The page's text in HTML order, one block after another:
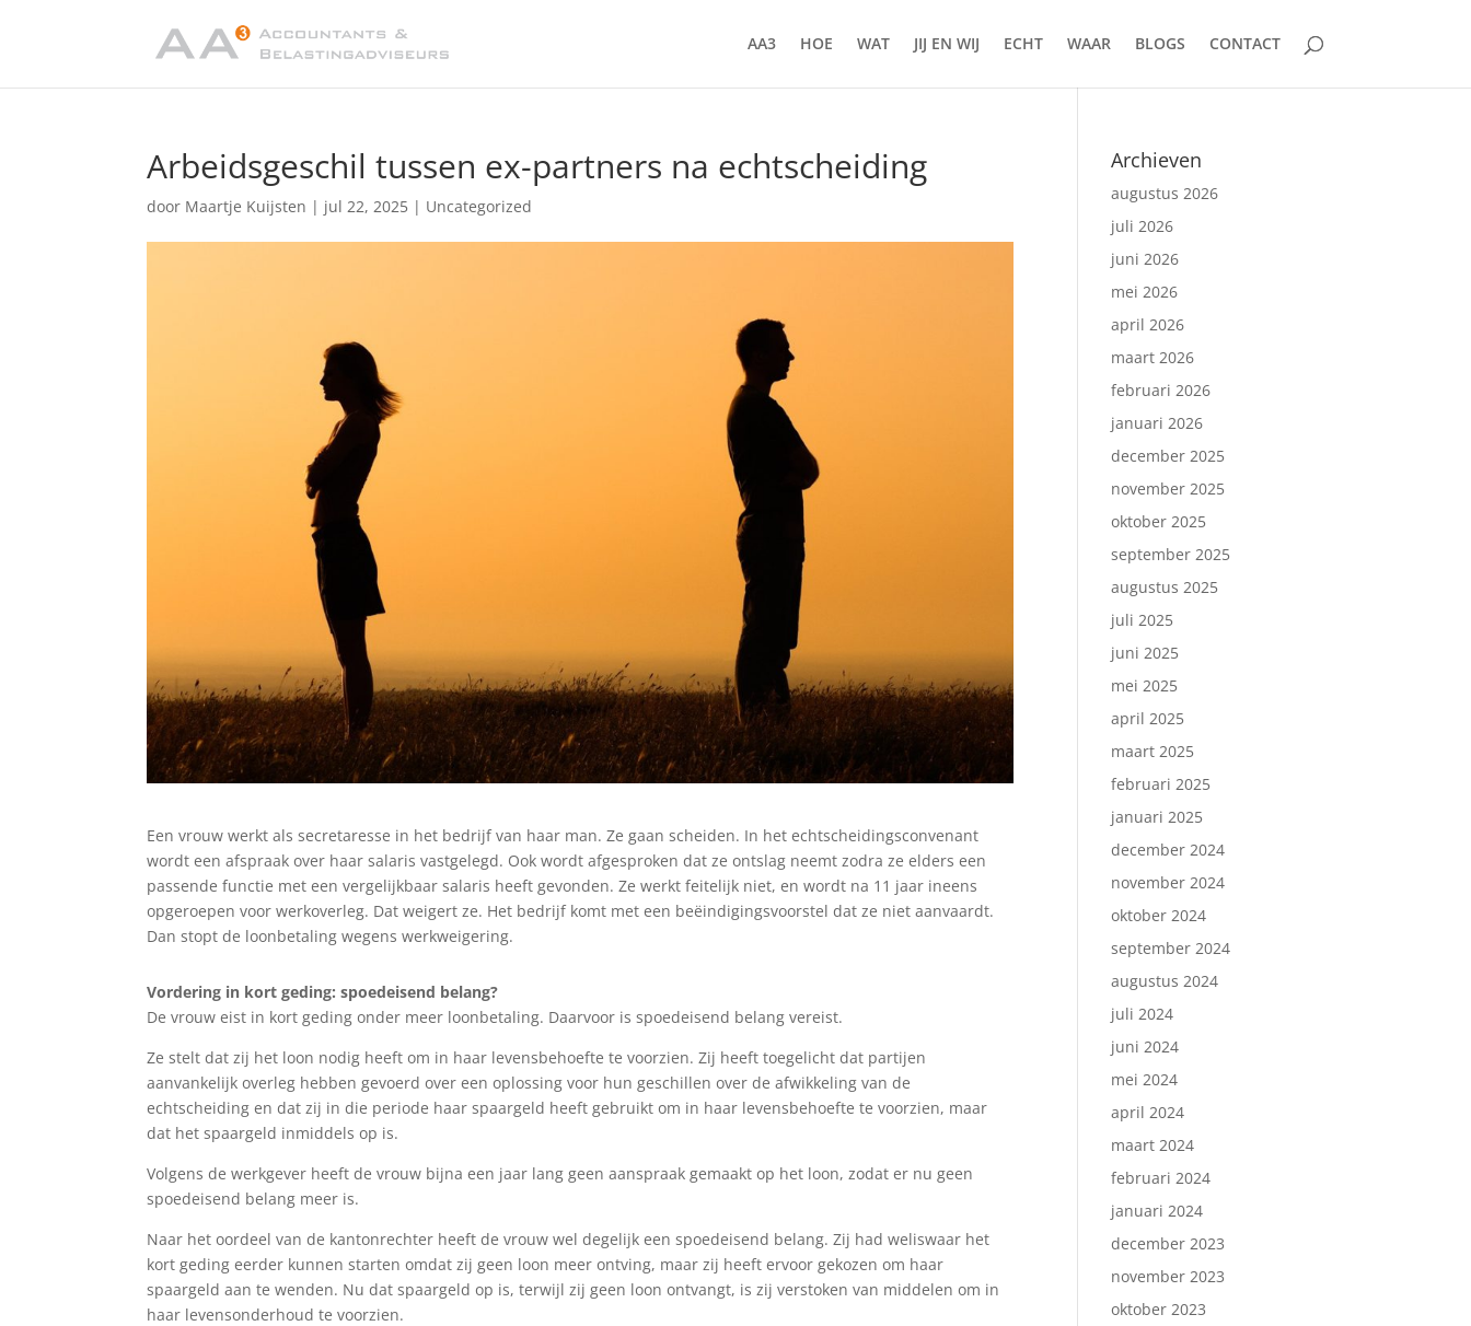
AA3 HOE WAT JIJ EN WIJ ECHT WAAR BLOGS CONTACT
Arbeidsgeschil tussen ex-partners na echtscheiding
door Maartje Kuijsten | jul 22, 2025 | Uncategorized
Een vrouw werkt als secretaresse in het bedrijf van haar man. Ze gaan scheiden. In het echtscheidingsconvenant
wordt een afspraak over haar salaris vastgelegd. Ook wordt afgesproken dat ze ontslag neemt zodra ze elders een
passende functie met een vergelijkbaar salaris heeft gevonden. Ze werkt feitelijk niet, en wordt na 11 jaar ineens
opgeroepen voor werkoverleg. Dat weigert ze. Het bedrijf komt met een beëindigingsvoorstel dat ze niet aanvaardt.
Dan stopt de loonbetaling wegens werkweigering.
Vordering in kort geding: spoedeisend belang?
De vrouw eist in kort geding onder meer loonbetaling. Daarvoor is spoedeisend belang vereist.
Ze stelt dat zij het loon nodig heeft om in haar levensbehoefte te voorzien. Zij heeft toegelicht dat partijen
aanvankelijk overleg hebben gevoerd over een oplossing voor hun geschillen over de afwikkeling van de
echtscheiding en dat zij in die periode haar spaargeld heeft gebruikt om in haar levensbehoefte te voorzien, maar
dat het spaargeld inmiddels op is.
Volgens de werkgever heeft de vrouw bijna een jaar lang geen aanspraak gemaakt op het loon, zodat er nu geen
spoedeisend belang meer is.
Naar het oordeel van de kantonrechter heeft de vrouw wel degelijk een spoedeisend belang. Zij had weliswaar het
kort geding eerder kunnen starten omdat zij geen loon meer ontving, maar zij heeft ervoor gekozen om haar
spaargeld aan te wenden. Nu dat spaargeld op is, terwijl zij geen loon ontvangt, is zij verstoken van middelen om in
haar levensonderhoud te voorzien.
Archieven
augustus 2026
juli 2026
juni 2026
mei 2026
april 2026
maart 2026
februari 2026
januari 2026
december 2025
november 2025
oktober 2025
september 2025
augustus 2025
juli 2025
juni 2025
mei 2025
april 2025
maart 2025
februari 2025
januari 2025
december 2024
november 2024
oktober 2024
september 2024
augustus 2024
juli 2024
juni 2024
mei 2024
april 2024
maart 2024
februari 2024
januari 2024
december 2023
november 2023
oktober 2023